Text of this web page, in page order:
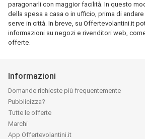
paragonarli con maggior facilità. In questo
della spesa a casa o in ufficio, prima di
serve in città. In breve, su Offertevolantini.it
informazioni su negozi e rivenditori web,
offerte.
Informazioni
Domande richieste più frequentemente
Pubblicizza?
Tutte le offerte
Marchi
App Offertevolantini.it